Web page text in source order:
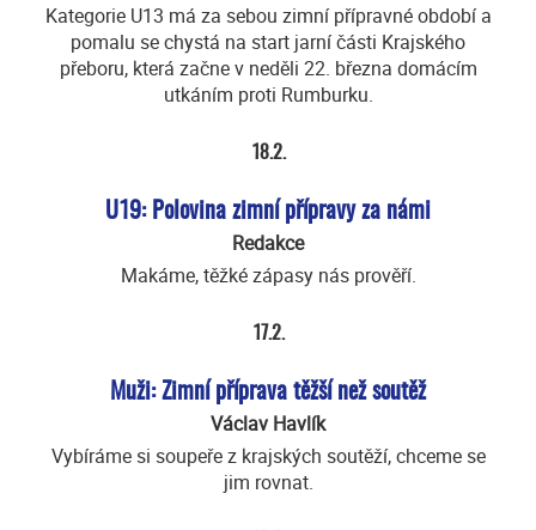
Kategorie U13 má za sebou zimní přípravné období a
pomalu se chystá na start jarní části Krajského
přeboru, která začne v neděli 22. března domácím
utkáním proti Rumburku.
18.2.
U19: Polovina zimní přípravy za námi
Redakce
Makáme, těžké zápasy nás prověří.
17.2.
Muži: Zimní příprava těžší než soutěž
Václav Havlík
Vybíráme si soupeře z krajských soutěží, chceme se
jim rovnat.